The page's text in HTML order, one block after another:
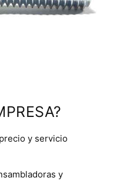
y servicio
y